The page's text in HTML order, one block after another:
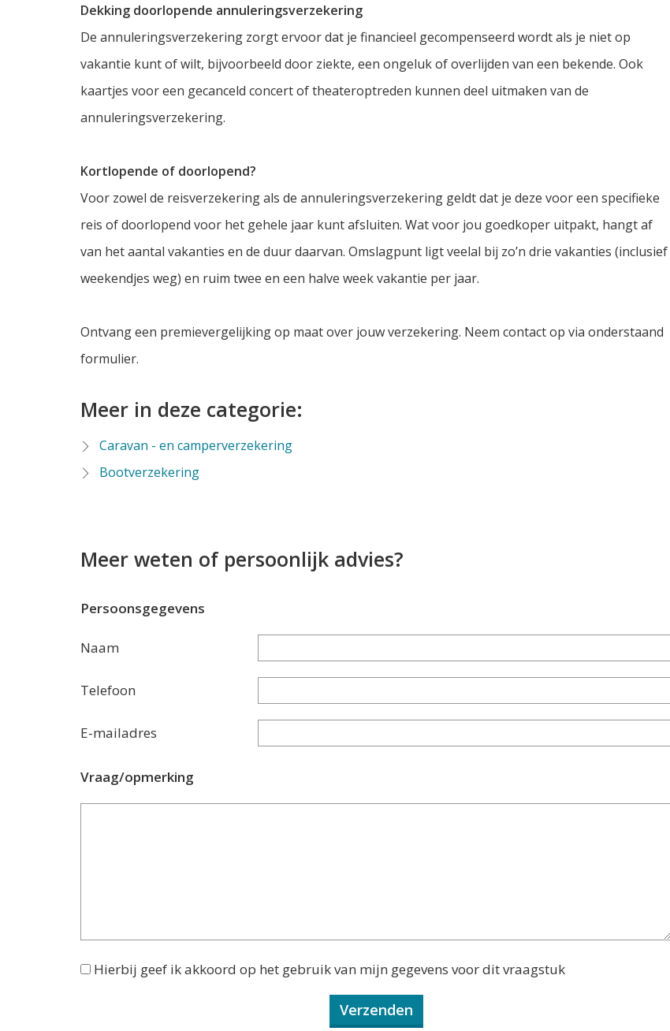
Dekking doorlopende annuleringsverzekering
De annuleringsverzekering zorgt ervoor dat je financieel gecompenseerd wordt als je niet op
vakantie kunt of wilt, bijvoorbeeld door ziekte, een ongeluk of overlijden van een bekende. Ook
kaartjes voor een gecanceld concert of theateroptreden kunnen deel uitmaken van de
annuleringsverzekering.
Kortlopende of doorlopend?
Voor zowel de reisverzekering als de annuleringsverzekering geldt dat je deze voor een specifieke
reis of doorlopend voor het gehele jaar kunt afsluiten. Wat voor jou goedkoper uitpakt, hangt af
van het aantal vakanties en de duur daarvan. Omslagpunt ligt veelal bij zo’n drie vakanties (inclusief
weekendjes weg) en ruim twee en een halve week vakantie per jaar.
Ontvang een premievergelijking op maat over jouw verzekering. Neem contact op via onderstaand
formulier.
Meer in deze categorie:
Caravan - en camperverzekering
Bootverzekering
Meer weten of persoonlijk advies?
Persoonsgegevens
Naam
Telefoon
E-mailadres
Vraag/opmerking
Hierbij geef ik akkoord op het gebruik van mijn gegevens voor dit vraagstuk